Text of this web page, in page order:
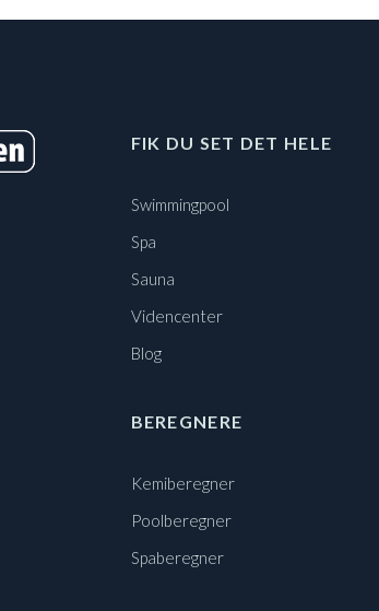
FIK DU SET DET HELE
Swimmingpool
Spa
Sauna
Videncenter
Blog
BEREGNERE
Kemiberegner
Poolberegner
Spaberegner